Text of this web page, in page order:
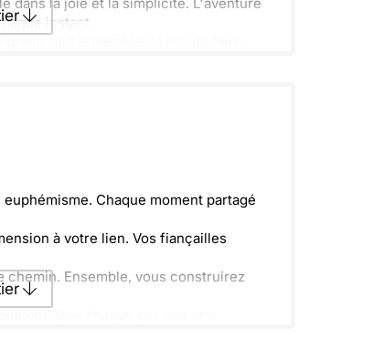
instant.
Chaque moment partagé
à votre lien. Vos fiançailles
Ensemble, vous construirez